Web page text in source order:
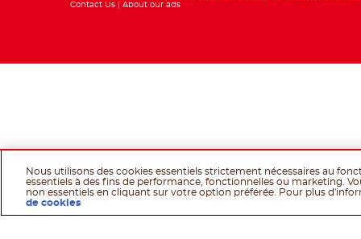
Contact Us
About our ads
Nous utilisons des cookies essentiels strictement nécessaires au
essentiels à des fins de performance, fonctionnelles ou marketing.
non essentiels en cliquant sur votre option préférée. Pour plus
de cookies